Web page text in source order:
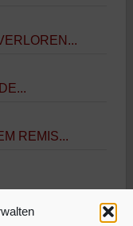
REMIS...